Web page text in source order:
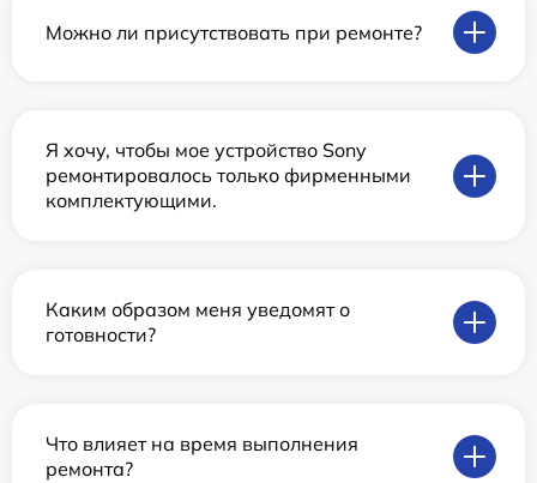
Можно ли присутствовать при ремонте?
Я хочу, чтобы мое устройство Sony
ремонтировалось только фирменными
комплектующими.
Каким образом меня уведомят о
готовности?
Что влияет на время выполнения
ремонта?